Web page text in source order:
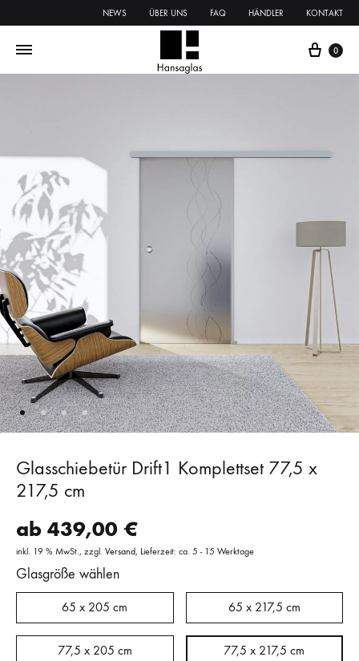
NEWS ÜBER UNS FAQ HÄNDLER KONTAKT
0
Glasschiebetür Drift1 Komplettset 77,5 x
217,5 cm
ab 439,00 €
inkl. 19 % MwSt. zzgl. Versand Lieferzeit: ca. 5 - 15 Werktage
Glasgröße wählen
65 x 205 cm 65 x 217,5 cm
77,5 x 205 cm 77,5 x 217,5 cm